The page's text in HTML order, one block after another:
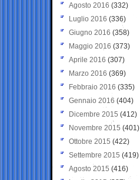
Agosto 2016 (332)
Luglio 2016 (336)
Giugno 2016 (358)
Maggio 2016 (373)
Aprile 2016 (307)
Marzo 2016 (369)
Febbraio 2016 (335)
Gennaio 2016 (404)
Dicembre 2015 (412)
Novembre 2015 (401)
Ottobre 2015 (422)
Settembre 2015 (419)
Agosto 2015 (416)